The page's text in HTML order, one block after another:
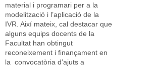
material i programari per a la
modelització i l’aplicació de la
IVR. Així mateix, cal destacar que
alguns equips docents de la
Facultat han obtingut
reconeixement i finançament en
la convocatòria d’ajuts a